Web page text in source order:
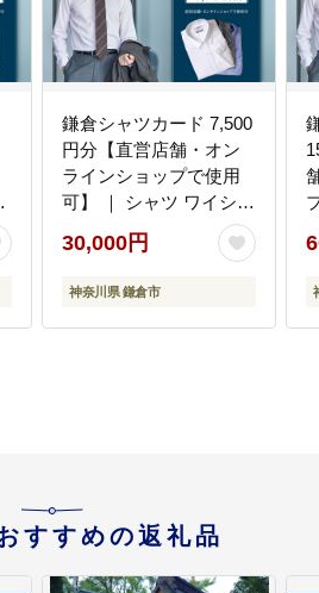
鎌倉シャツカード 7,500
円分【直営店舗・オン
ラインショップで使用
可】 ｜ シャツ ワイシャ
ツ メンズ オーダー シャ
ツ 人気 おすすめ ギフト
カード 紳士服 レディー
ャツ ビジネスシャツ 贈
30,000円
神奈川県 鎌倉市
め
すすめの返礼品